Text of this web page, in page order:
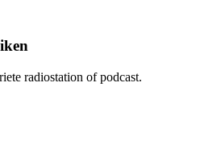
radiostation of podcast.